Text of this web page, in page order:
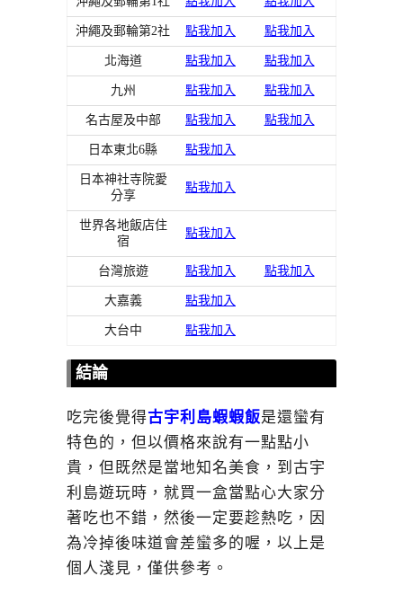
沖繩及郵輪第2社 點我加入 點我加入
北海道 點我加入 點我加入
九州 點我加入 點我加入
名古屋及中部 點我加入 點我加入
日本東北6縣 點我加入
日本神社寺院愛
分享
點我加入
世界各地飯店住
宿
點我加入
台灣旅遊 點我加入 點我加入
大嘉義 點我加入
大台中 點我加入
結論
吃完後覺得古宇利島蝦蝦飯是還蠻有
特色的，但以價格來說有一點點小
貴，但既然是當地知名美食，到古宇
利島遊玩時，就買一盒當點心大家分
著吃也不錯，然後一定要趁熱吃，因
為冷掉後味道會差蠻多的喔，以上是
個人淺見，僅供參考。